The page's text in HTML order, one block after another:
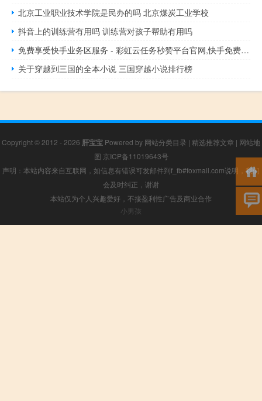
北京工业职业技术学院是民办的吗 北京煤炭工业学校
抖音上的训练营有用吗 训练营对孩子帮助有用吗
免费享受快手业务区服务 - 彩虹云任务秒赞平台官网,快手免费上热门网站有哪些
关于穿越到三国的全本小说 三国穿越小说排行榜
Copyright © 2012 - 2026 肝宝宝 Powered by 网站分类目录 | 精选推荐文章 | 网站地
图 京ICP备11019643号
声明：本站内容来自互联网，如信息有错误可发邮件到f_fb#foxmail.com说明，我们
会及时纠正，谢谢
本站仅为个人兴趣爱好，不接盈利性广告及商业合作
小男孩